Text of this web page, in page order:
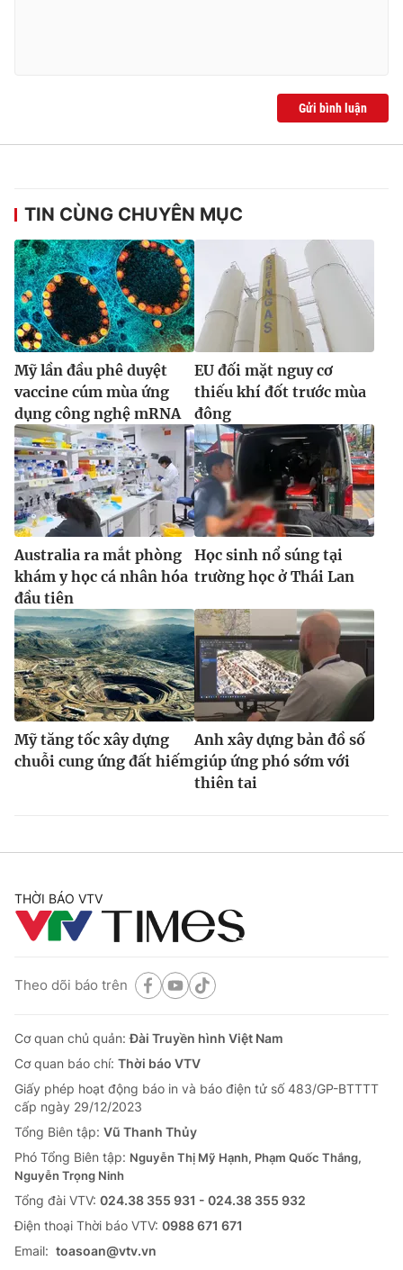
Gửi bình luận
TIN CÙNG CHUYÊN MỤC
Mỹ lần đầu phê duyệt
vaccine cúm mùa ứng
dụng công nghệ mRNA
EU đối mặt nguy cơ
thiếu khí đốt trước mùa
đông
Australia ra mắt phòng
khám y học cá nhân hóa
đầu tiên
Học sinh nổ súng tại
trường học ở Thái Lan
Mỹ tăng tốc xây dựng
chuỗi cung ứng đất hiếm
Anh xây dựng bản đồ số
giúp ứng phó sớm với
thiên tai
THỜI BÁO VTV
Theo dõi báo trên
Cơ quan chủ quản:Đài Truyền hình Việt Nam
Cơ quan báo chí: Thời báo VTV
Giấy phép hoạt động báo in và báo điện tử số 483/GP-BTTTT
cấp ngày 29/12/2023
Tổng Biên tập: Vũ Thanh Thủy
Phó Tổng Biên tập: Nguyễn Thị Mỹ Hạnh, Phạm Quốc Thắng,
Nguyễn Trọng Ninh
Tổng đài VTV: 024.38 355 931 - 024.38 355 932
Ðiện thoại Thời báo VTV: 0988 671 671
Email: toasoan@vtv.vn